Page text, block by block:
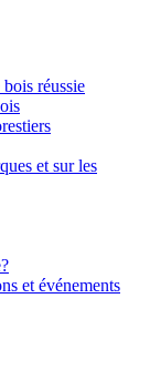
réussie
et sur les
et événements